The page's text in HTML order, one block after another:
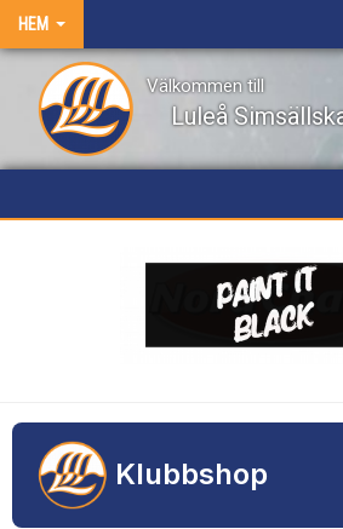
HEM
Luleå
Välkommen till
TÄVLINGAR
DOKUMENT
Klubbshop